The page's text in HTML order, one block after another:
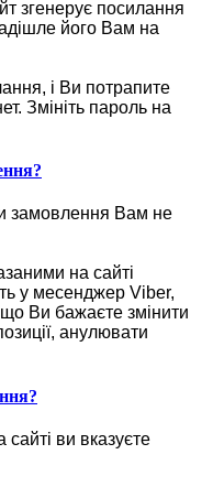
згенерує посилання
його Вам на
і Ви потрапите
Змініть пароль на
замовлення Вам не
на сайті
у месенджер Viber,
Ви бажаєте змінити
анулювати
ви вказуєте